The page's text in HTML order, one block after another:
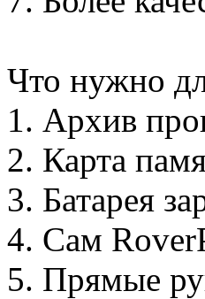
Что нужно
1. Архив
2. Карта
3. Батарея
4. Сам
5. Прямые